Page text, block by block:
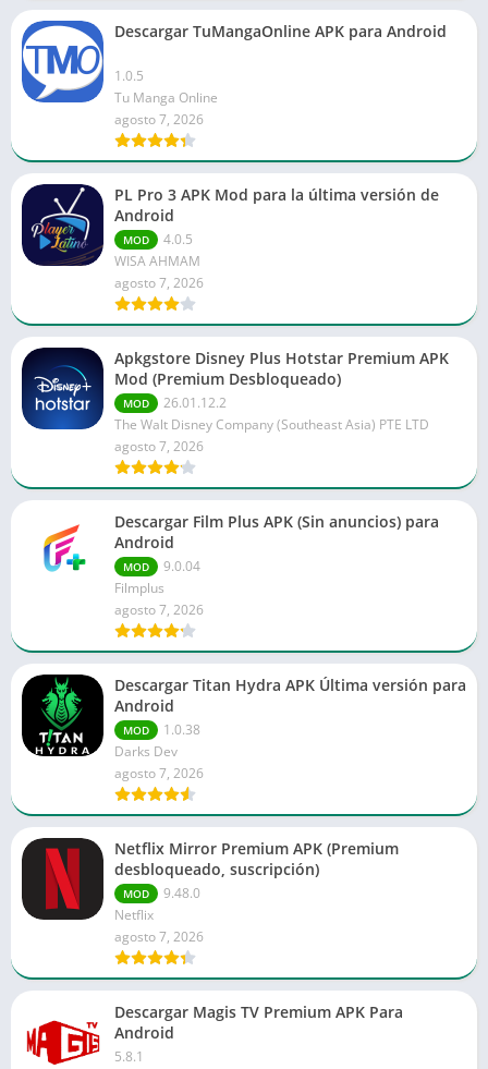
Descargar TuMangaOnline APK para Android
1.0.5
Tu Manga Online
agosto 7, 2026
PL Pro 3 APK Mod para la última versión de
Android
MOD
4.0.5
WISA AHMAM
agosto 7, 2026
Apkgstore Disney Plus Hotstar Premium APK
Mod (Premium Desbloqueado)
MOD
26.01.12.2
The Walt Disney Company (Southeast Asia) PTE LTD
agosto 7, 2026
Descargar Film Plus APK (Sin anuncios) para
Android
MOD
9.0.04
Filmplus
agosto 7, 2026
Descargar Titan Hydra APK Última versión para
Android
MOD
1.0.38
Darks Dev
agosto 7, 2026
Netflix Mirror Premium APK (Premium
desbloqueado, suscripción)
MOD
9.48.0
Netflix
agosto 7, 2026
Descargar Magis TV Premium APK Para
Android
5.8.1